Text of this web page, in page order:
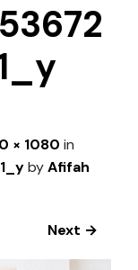
× 1080 in
byAfifah
Next →